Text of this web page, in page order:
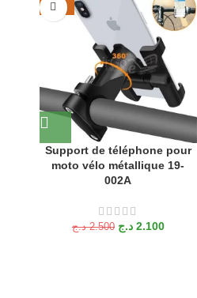
-16%
Support de téléphone pour
moto vélo métallique 19-
002A
2.500 د.ج 2.100 د.ج